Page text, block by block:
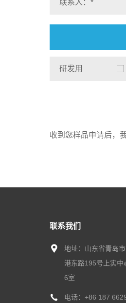
研发用
收到您样品申请后，
联系我们
地址：山东省青岛
港东路195号上实中
6室
电话： +86 187